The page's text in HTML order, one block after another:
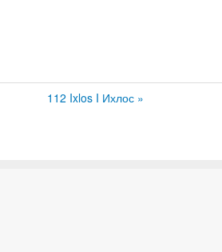
112 Ixlos I Ихлос »